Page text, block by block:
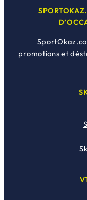
promotions et